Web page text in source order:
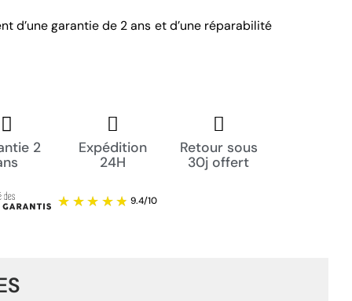
d’une garantie de 2 ans et d’une réparabilité
2
Expédition
24H
Retour sous
30j offert